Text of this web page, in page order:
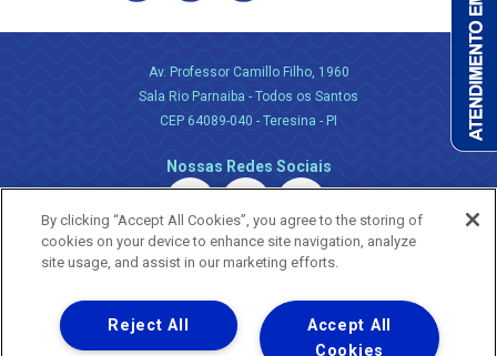
Av. Professor Camillo Filho, 1960
Sala Rio Parnaiba - Todos os Santos
CEP 64089-040 - Teresina - PI
Nossas Redes Sociais
Uma empresa
Copyright ® 2026 - Todos os Direitos Reservados.
By clicking “Accept All Cookies”, you agree to the storing of
cookies on your device to enhance site navigation, analyze
site usage, and assist in our marketing efforts.
Accept All
Cookies
Reject All